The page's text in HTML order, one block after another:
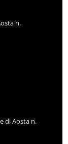
n.
di Aosta n.